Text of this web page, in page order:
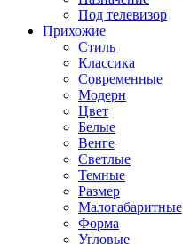
Под телевизор
Прихожие
Стиль
Классика
Современные
Модерн
Цвет
Белые
Венге
Светлые
Темные
Размер
Малогабаритные
Форма
Угловые